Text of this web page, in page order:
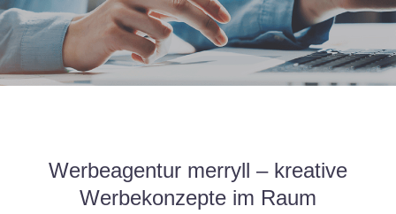
Werbeagentur merryll – kreative
Werbekonzepte im Raum